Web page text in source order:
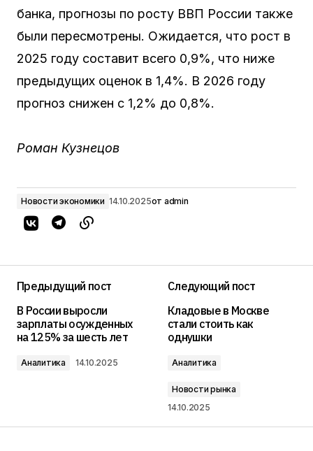
банка, прогнозы по росту ВВП России также
были пересмотрены. Ожидается, что рост в
2025 году составит всего 0,9%, что ниже
предыдущих оценок в 1,4%. В 2026 году
прогноз снижен с 1,2% до 0,8%.
Роман Кузнецов
Новости экономики 14.10.2025от admin
Предыдущий пост
В России выросли
зарплаты осужденных
на 125% за шесть лет
Аналитика 14.10.2025
Следующий пост
Кладовые в Москве
стали стоить как
однушки
Аналитика
Новости рынка
14.10.2025